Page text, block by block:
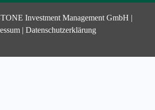
Investment Management GmbH |
| Datenschutzerklärung